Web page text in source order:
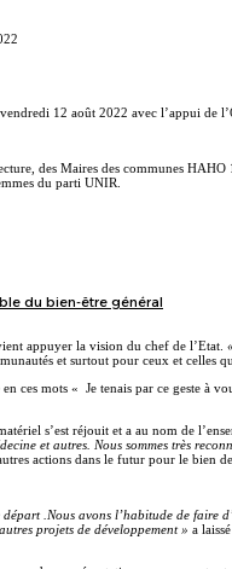
12 août 2022 avec l’appui de
des Maires des communes
du parti UNIR.
du bien-être général
appuyer la vision du chef de l’Etat.
et surtout pour ceux et celles
ces mots « Je tenais par ce geste à
s’est réjouit et a au nom de
et autres. Nous sommes très
actions dans le futur pour le bien
.Nous avons l’habitude de
projets de développement » a